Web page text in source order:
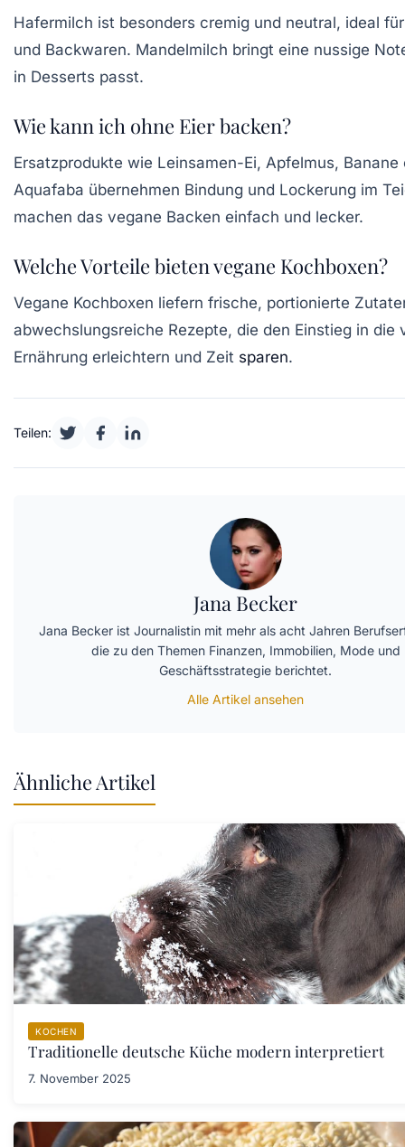
Hafermilch ist besonders cremig und neutral, ideal
und Backwaren. Mandelmilch bringt eine nussige
in Desserts passt.
Wie kann ich ohne Eier backen?
Ersatzprodukte wie Leinsamen-Ei, Apfelmus, Banane
Aquafaba übernehmen Bindung und Lockerung im
machen das vegane Backen einfach und lecker.
Welche Vorteile bieten vegane Kochboxen?
Vegane Kochboxen liefern frische, portionierte
abwechslungsreiche Rezepte, die den Einstieg in die
Ernährung erleichtern und Zeit sparen.
Teilen:
Jana Becker
Jana Becker ist Journalistin mit mehr als acht Jahren
die zu den Themen Finanzen, Immobilien, Mode und
Geschäftsstrategie berichtet.
Alle Artikel ansehen
Ähnliche Artikel
KOCHEN
Traditionelle deutsche Küche modern interpretiert
7. November 2025